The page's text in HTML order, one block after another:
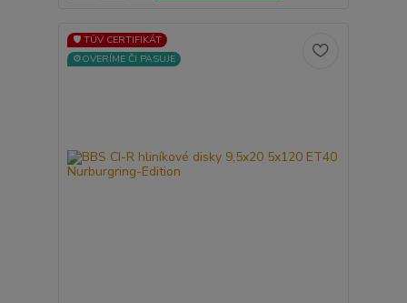
🛡️ TÜV CERTIFIKÁT
⚙️OVERÍME ČI PASUJE